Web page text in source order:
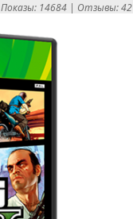
Показы: 14684 | Отзывы: 42